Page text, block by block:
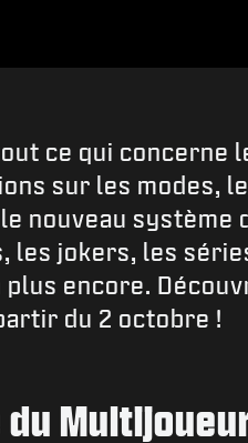
ce qui concerne
sur les modes,
nouveau système
les jokers, les
encore.
du 2 octobre !
du